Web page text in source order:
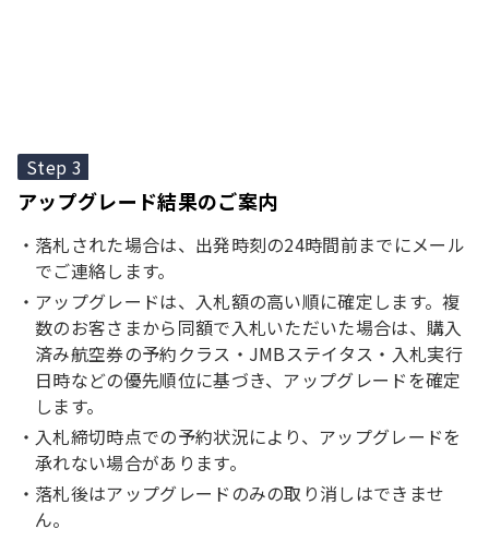
Step 3
アップグレード結果のご案内
落札された場合は、出発時刻の24時間前までにメール
でご連絡します。
アップグレードは、入札額の高い順に確定します。複
数のお客さまから同額で入札いただいた場合は、購入
済み航空券の予約クラス・JMBステイタス・入札実行
日時などの優先順位に基づき、アップグレードを確定
します。
入札締切時点での予約状況により、アップグレードを
承れない場合があります。
落札後はアップグレードのみの取り消しはできませ
ん。